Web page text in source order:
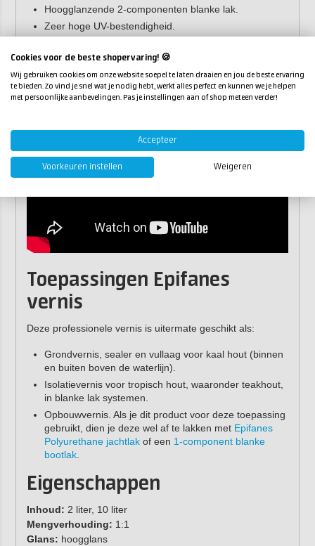
Hoogglanzende 2-componenten blanke lak.
Zeer hoge UV-bestendigheid.
Sneldrogend.
Goede hechting op teak en overige houtsoorten.
Toepassingen Epifanes
vernis
Deze professionele vernis is uitermate geschikt als:
Grondvernis, sealer en vullaag voor kaal hout (binnen
en buiten boven de waterlijn).
Isolatievernis voor tropisch hout, waaronder teakhout,
in blanke lak systemen.
Opbouwvernis. Als je dit product voor deze toepassing
gebruikt, dien je deze wel af te lakken met Epifanes
Polyurethane jachtlakof een 1-component blanke
bootlak.
Eigenschappen
Inhoud: 2 liter, 10 liter
Mengverhouding: 1:1
Glans: hoogglans
Cookies voor de beste shopervaring! 🍪
Wij gebruiken cookies om onze website soepel te laten draaien en jou de beste ervaring
te bieden. Zo vind je snel wat je nodig hebt, werkt alles perfect en kunnen we je helpen
met persoonlijke aanbevelingen. Pas je instellingen aan of shop meteen verder!
Accepteer
Voorkeuren instellen Weigeren